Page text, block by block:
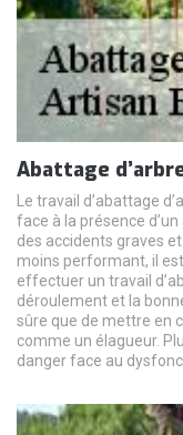
Abattage
Le travail d’abattage
face à la présence
des accidents graves
moins performant, il
effectuer un travail
déroulement et la
sûre que de mettre en
comme un élagueur.
danger face au